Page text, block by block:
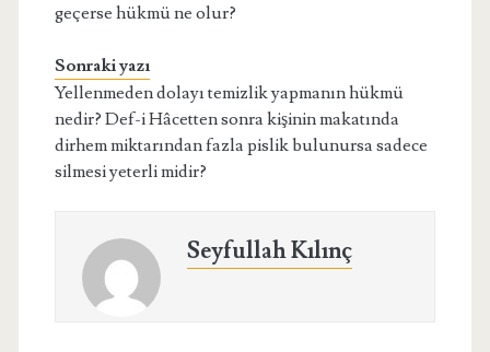
geçerse hükmü ne olur?
Sonraki yazı
Yellenmeden dolayı temizlik yapmanın hükmü
nedir? Def-i Hâcetten sonra kişinin makatında
dirhem miktarından fazla pislik bulunursa sadece
silmesi yeterli midir?
Seyfullah Kılınç